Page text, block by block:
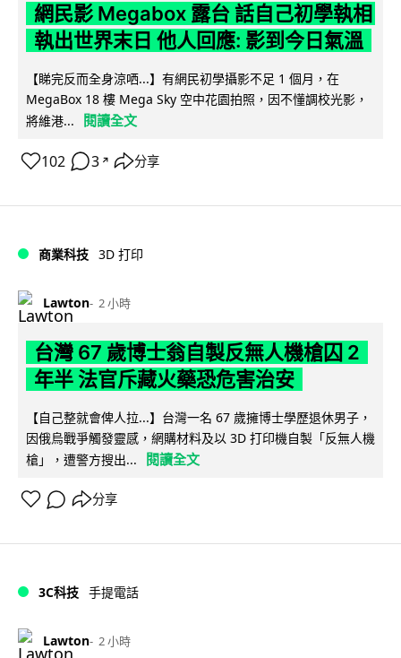
網民影 Megabox 露台 話自己初學執相
執出世界末日 他人回應: 影到今日氣溫
【睇完反而全身涼哂...】有網民初學攝影不足 1 個月，在
MegaBox 18 樓 Mega Sky 空中花園拍照，因不懂調校光影，
將維港...
閱讀全文
102 3 ↗ 分享
商業科技 3D 打印
Lawton 2 小時
台灣 67 歲博士翁自製反無人機槍囚 2
年半 法官斥藏火藥恐危害治安
【自己整就會俾人拉...】台灣一名 67 歲擁博士學歷退休男子，
因俄烏戰爭觸發靈感，網購材料及以 3D 打印機自製「反無人機
槍」，遭警方搜出...
閱讀全文
分享
3C科技 手提電話
Lawton 2 小時